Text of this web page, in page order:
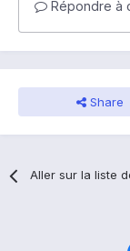
Répondre à
Share
Aller sur la liste